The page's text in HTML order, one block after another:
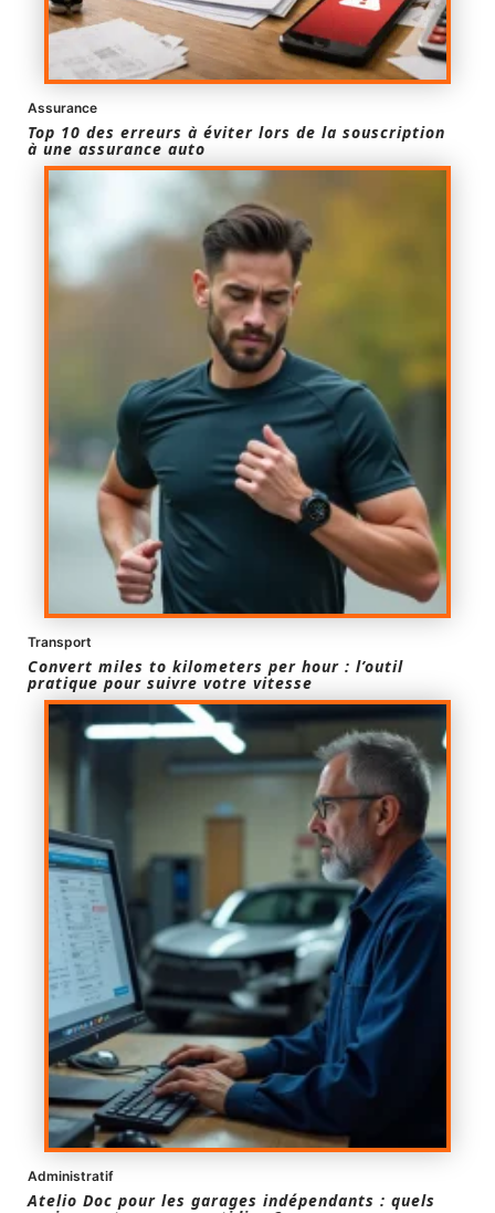
Assurance
Top 10 des erreurs à éviter lors de la souscription
à une assurance auto
Transport
Convert miles to kilometers per hour : l’outil
pratique pour suivre votre vitesse
Administratif
Atelio Doc pour les garages indépendants : quels